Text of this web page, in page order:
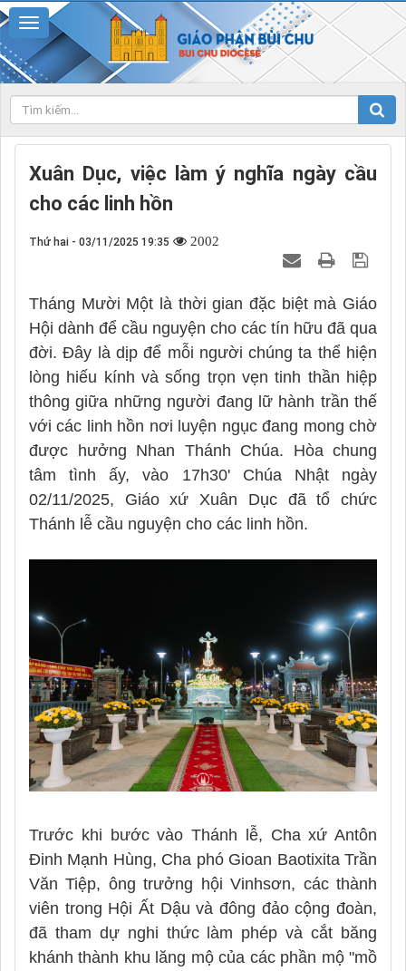
Xuân Dục, việc làm ý nghĩa ngày cầu
cho các linh hồn
Thứ hai - 03/11/2025 19:35 2002
Tháng Mười Một là thời gian đặc biệt mà Giáo
Hội dành để cầu nguyện cho các tín hữu đã qua
đời. Đây là dịp để mỗi người chúng ta thể hiện
lòng hiếu kính và sống trọn vẹn tinh thần hiệp
thông giữa những người đang lữ hành trần thế
với các linh hồn nơi luyện ngục đang mong chờ
được hưởng Nhan Thánh Chúa. Hòa chung
tâm tình ấy, vào 17h30' Chúa Nhật ngày
02/11/2025, Giáo xứ Xuân Dục đã tổ chức
Thánh lễ cầu nguyện cho các linh hồn.
Trước khi bước vào Thánh lễ, Cha xứ Antôn
Đinh Mạnh Hùng, Cha phó Gioan Baotixita Trần
Văn Tiệp, ông trưởng hội Vinhsơn, các thành
viên trong Hội Ất Dậu và đông đảo cộng đoàn,
đã tham dự nghi thức làm phép và cắt băng
khánh thành khu lăng mộ của các phần mộ "mồ